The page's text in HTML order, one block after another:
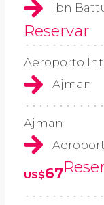
Ibn
Reservar
Aeroporto
Ajman
Ajman
US$67